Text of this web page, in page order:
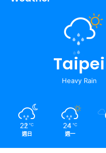
Taipei
Heavy Rain
22 ℃
週日
24 ℃
週一